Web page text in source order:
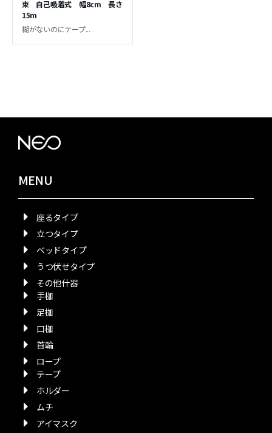
束 自己吸着式 幅8cm 長さ
15m
糊がないのにテープ...
MENU
座るタイプ
立つタイプ
ベッドタイプ
うつ伏せタイプ
その他什器
手枷
足枷
口枷
首輪
ロープ
テープ
ホルダー
ムチ
アイマスク